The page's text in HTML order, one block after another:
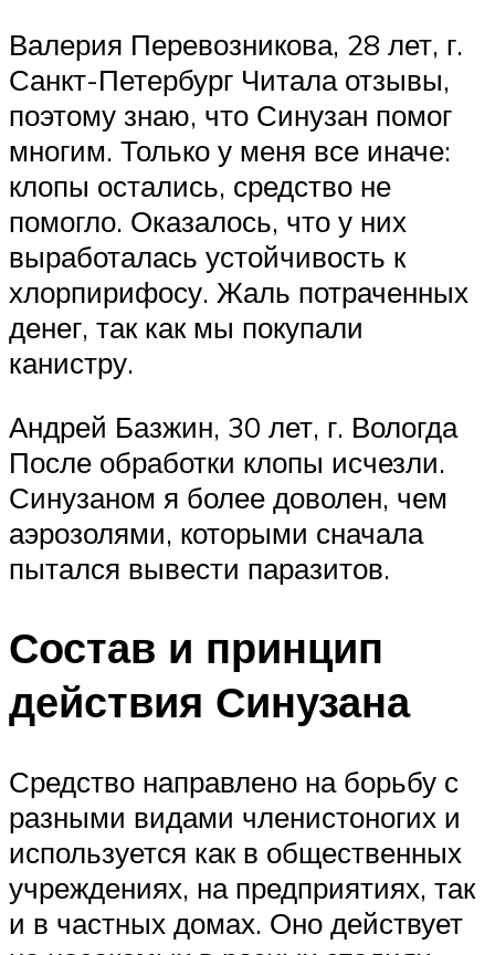
Валерия Перевозникова, 28 лет, г.
Санкт-Петербург Читала отзывы,
поэтому знаю, что Синузан помог
многим. Только у меня все иначе:
клопы остались, средство не
помогло. Оказалось, что у них
выработалась устойчивость к
хлорпирифосу. Жаль потраченных
денег, так как мы покупали
канистру.
Андрей Базжин, 30 лет, г. Вологда
После обработки клопы исчезли.
Синузаном я более доволен, чем
аэрозолями, которыми сначала
пытался вывести паразитов.
Состав и принцип
действия Синузана
Средство направлено на борьбу с
разными видами членистоногих и
используется как в общественных
учреждениях, на предприятиях, так
и в частных домах. Оно действует